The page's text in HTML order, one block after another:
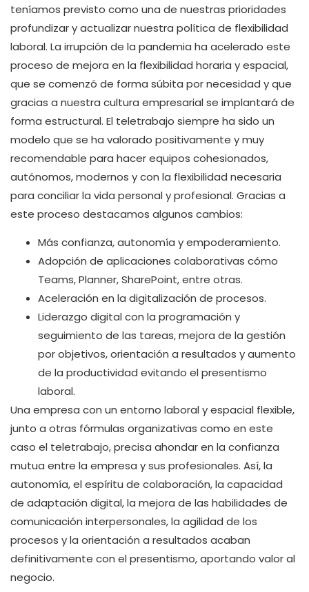
teníamos previsto como una de nuestras prioridades
profundizar y actualizar nuestra política de flexibilidad
laboral. La irrupción de la pandemia ha acelerado este
proceso de mejora en la flexibilidad horaria y espacial,
que se comenzó de forma súbita por necesidad y que
gracias a nuestra cultura empresarial se implantará de
forma estructural. El teletrabajo siempre ha sido un
modelo que se ha valorado positivamente y muy
recomendable para hacer equipos cohesionados,
autónomos, modernos y con la flexibilidad necesaria
para conciliar la vida personal y profesional. Gracias a
este proceso destacamos algunos cambios:
Más confianza, autonomía y empoderamiento.
Adopción de aplicaciones colaborativas cómo
Teams, Planner, SharePoint, entre otras.
Aceleración en la digitalización de procesos.
Liderazgo digital con la programación y
seguimiento de las tareas, mejora de la gestión
por objetivos, orientación a resultados y aumento
de la productividad evitando el presentismo
laboral.
Una empresa con un entorno laboral y espacial flexible,
junto a otras fórmulas organizativas como en este
caso el teletrabajo, precisa ahondar en la confianza
mutua entre la empresa y sus profesionales. Así, la
autonomía, el espíritu de colaboración, la capacidad
de adaptación digital, la mejora de las habilidades de
comunicación interpersonales, la agilidad de los
procesos y la orientación a resultados acaban
definitivamente con el presentismo, aportando valor al
negocio.